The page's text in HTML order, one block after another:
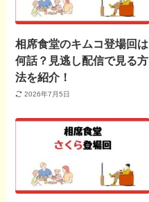
相席食堂のキムコ登場回は
何話？見逃し配信で見る方
法を紹介！
2026年7月5日